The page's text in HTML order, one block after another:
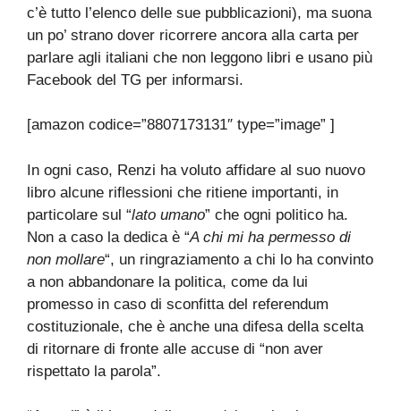
c’è tutto l’elenco delle sue pubblicazioni), ma suona
un po’ strano dover ricorrere ancora alla carta per
parlare agli italiani che non leggono libri e usano più
Facebook del TG per informarsi.
[amazon codice=”8807173131″ type=”image” ]
In ogni caso, Renzi ha voluto affidare al suo nuovo
libro alcune riflessioni che ritiene importanti, in
particolare sul “lato umano” che ogni politico ha.
Non a caso la dedica è “A chi mi ha permesso di
non mollare“, un ringraziamento a chi lo ha convinto
a non abbandonare la politica, come da lui
promesso in caso di sconfitta del referendum
costituzionale, che è anche una difesa della scelta
di ritornare di fronte alle accuse di “non aver
rispettato la parola”.